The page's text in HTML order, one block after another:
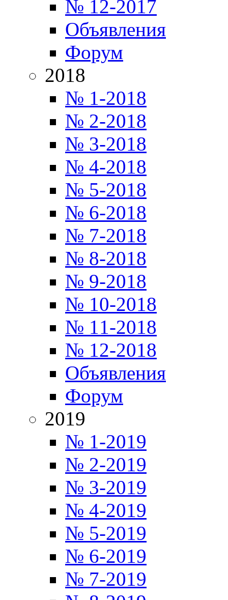
№ 12-2017
Объявления
Форум
2018
№ 1-2018
№ 2-2018
№ 3-2018
№ 4-2018
№ 5-2018
№ 6-2018
№ 7-2018
№ 8-2018
№ 9-2018
№ 10-2018
№ 11-2018
№ 12-2018
Объявления
Форум
2019
№ 1-2019
№ 2-2019
№ 3-2019
№ 4-2019
№ 5-2019
№ 6-2019
№ 7-2019